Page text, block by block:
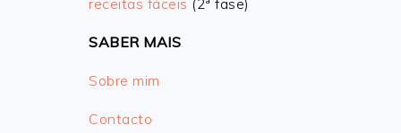
SABER MAIS
Sobre mim
Contacto